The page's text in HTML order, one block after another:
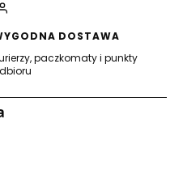
DOSTAWA
paczkomaty i punkty